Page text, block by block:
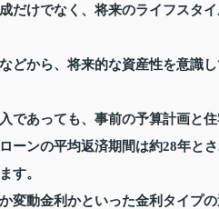
だけでなく、将来のライフスタ
どから、将来的な資産性を意識
であっても、事前の予算計画と
ーンの平均返済期間は約28年と
す。
変動金利かといった金利タイプ